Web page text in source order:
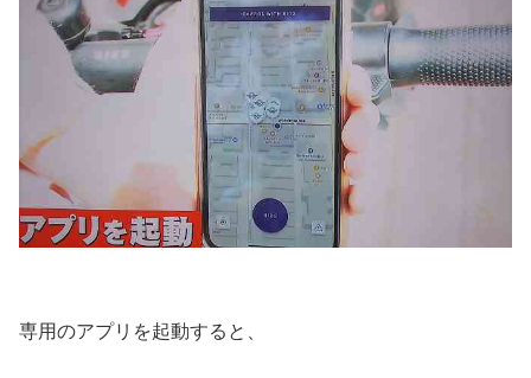
専用のアプリを起動すると、